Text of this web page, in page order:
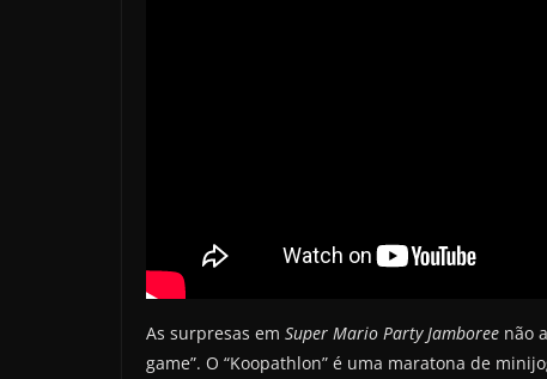
As surpresas em Super Mario Party Jamboree não
game”. O “Koopathlon” é uma maratona de